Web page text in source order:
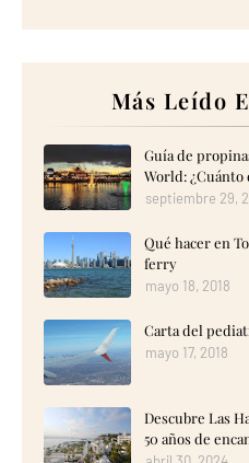
Más Leído
Guía de
World: ¿Cuánto
septiembre 29,
Qué hacer en
ferry
mayo 18, 2018
Carta del
mayo 17, 2018
Descubre Las
50 años de